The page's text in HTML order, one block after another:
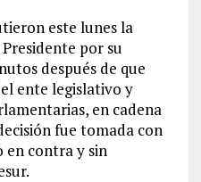
este lunes la
por su
después de que
ente legislativo y
en cadena
fue tomada con
en contra y sin